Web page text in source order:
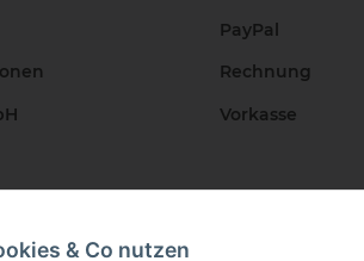
PayPal
Rechnung
Vorkasse
& Co nutzen